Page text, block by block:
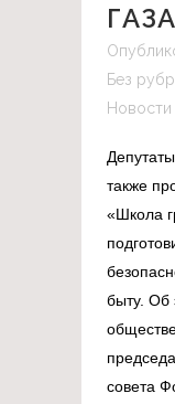
Без
также
«Школа
быту. Об
совета